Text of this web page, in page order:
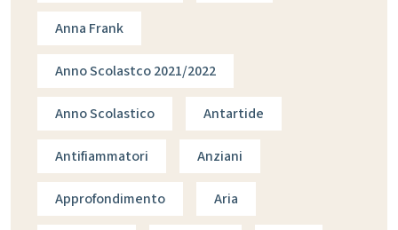
Anna Frank
Anno Scolastco 2021/2022
Anno Scolastico Antartide
Antifiammatori Anziani
Approfondimento Aria